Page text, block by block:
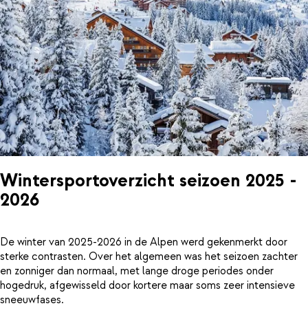
Wintersportoverzicht seizoen 2025 -
2026
De winter van 2025-2026 in de Alpen werd gekenmerkt door
sterke contrasten. Over het algemeen was het seizoen zachter
en zonniger dan normaal, met lange droge periodes onder
hogedruk, afgewisseld door kortere maar soms zeer intensieve
sneeuwfases.